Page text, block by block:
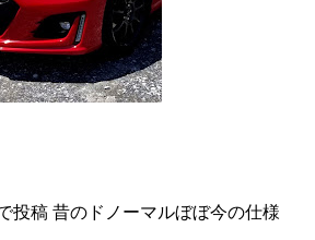
投稿 昔のドノーマルぼぼ今の仕様